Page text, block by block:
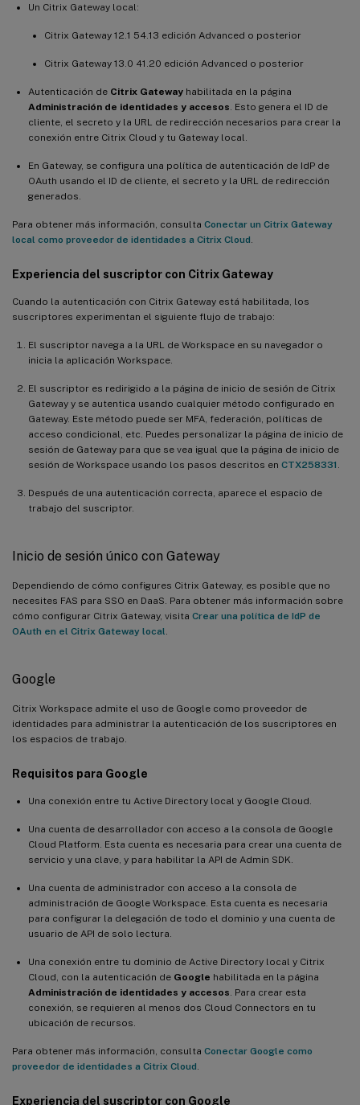
Un Citrix Gateway local:
Citrix Gateway 12.1 54.13 edición Advanced o posterior
Citrix Gateway 13.0 41.20 edición Advanced o posterior
Autenticación de Citrix Gateway habilitada en la página
Administración de identidades y accesos. Esto genera el ID de
cliente, el secreto y la URL de redirección necesarios para crear la
conexión entre Citrix Cloud y tu Gateway local.
En Gateway, se configura una política de autenticación de IdP de
OAuth usando el ID de cliente, el secreto y la URL de redirección
generados.
Para obtener más información, consulta Conectar un Citrix Gateway
local como proveedor de identidades a Citrix Cloud.
Experiencia del suscriptor con Citrix Gateway
Cuando la autenticación con Citrix Gateway está habilitada, los
suscriptores experimentan el siguiente flujo de trabajo:
El suscriptor navega a la URL de Workspace en su navegador o
inicia la aplicación Workspace.
El suscriptor es redirigido a la página de inicio de sesión de Citrix
Gateway y se autentica usando cualquier método configurado en
Gateway. Este método puede ser MFA, federación, políticas de
acceso condicional, etc. Puedes personalizar la página de inicio de
sesión de Gateway para que se vea igual que la página de inicio de
sesión de Workspace usando los pasos descritos en CTX258331 .
Después de una autenticación correcta, aparece el espacio de
trabajo del suscriptor.
Inicio de sesión único con Gateway
Dependiendo de cómo configures Citrix Gateway, es posible que no
necesites FAS para SSO en DaaS. Para obtener más información sobre
cómo configurar Citrix Gateway, visita Crear una política de IdP de
OAuth en el Citrix Gateway local.
Google
Citrix Workspace admite el uso de Google como proveedor de
identidades para administrar la autenticación de los suscriptores en
los espacios de trabajo.
Requisitos para Google
Una conexión entre tu Active Directory local y Google Cloud.
Una cuenta de desarrollador con acceso a la consola de Google
Cloud Platform. Esta cuenta es necesaria para crear una cuenta de
servicio y una clave, y para habilitar la API de Admin SDK.
Una cuenta de administrador con acceso a la consola de
administración de Google Workspace. Esta cuenta es necesaria
para configurar la delegación de todo el dominio y una cuenta de
usuario de API de solo lectura.
Una conexión entre tu dominio de Active Directory local y Citrix
Cloud, con la autenticación de Google habilitada en la página
Administración de identidades y accesos. Para crear esta
conexión, se requieren al menos dos Cloud Connectors en tu
ubicación de recursos.
Para obtener más información, consulta Conectar Google como
proveedor de identidades a Citrix Cloud.
Experiencia del suscriptor con Google